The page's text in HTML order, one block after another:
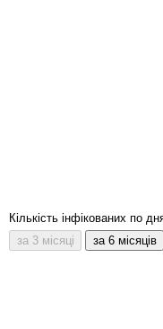
Кількість інфікованих по